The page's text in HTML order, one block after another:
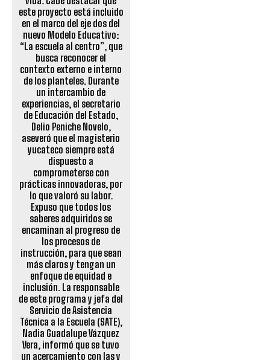
este proyecto está incluido
en el marco del eje dos del
nuevo Modelo Educativo:
“La escuela al centro”, que
busca reconocer el
contexto externo e interno
de los planteles. Durante
un intercambio de
experiencias, el secretario
de Educación del Estado,
Delio Peniche Novelo,
aseveró que el magisterio
yucateco siempre está
dispuesto a
comprometerse con
prácticas innovadoras, por
lo que valoró su labor.
Expuso que todos los
saberes adquiridos se
encaminan al progreso de
los procesos de
instrucción, para que sean
más claros y tengan un
enfoque de equidad e
inclusión. La responsable
de este programa y jefa del
Servicio de Asistencia
Técnica a la Escuela (SATE),
Nadia Guadalupe Vázquez
Vera, informó que se tuvo
un acercamiento con las y